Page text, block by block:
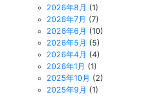
2026年8月 (1)
2026年7月 (7)
2026年6月 (10)
2026年5月 (5)
2026年4月 (4)
2026年1月 (1)
2025年10月 (2)
2025年9月 (1)